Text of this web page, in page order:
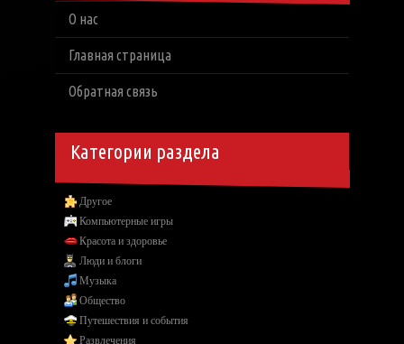
О нас
Главная страница
Обратная связь
Категории раздела
Другое
Компьютерные игры
Красота и здоровье
Люди и блоги
Музыка
Общество
Путешествия и события
Развлечения